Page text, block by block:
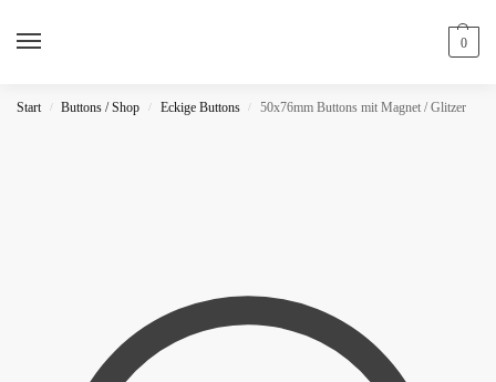
0
Start / Buttons / Shop / Eckige Buttons / 50x76mm Buttons mit Magnet / Glitzer